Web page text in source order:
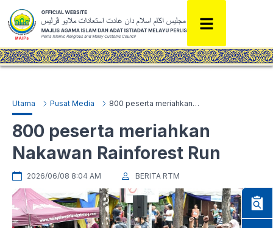
Utama Pusat Media 800 peserta meriahkan Nakawan Rainforest Run
800 peserta meriahkan
Nakawan Rainforest Run
2026/06/08 8:04 AM BERITA RTM